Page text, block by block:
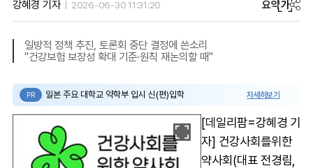
강혜경 기자 2026-06-30 11:31:20 요약가
일방적 정책 추진, 토론회 중단 결정에 쓴소리
"건강보험 보장성 확대 기준·원칙 재논의할 때"
PR 일본 주요 대학교 약학부 입시 신(편)입학 자세히보기
[데일리팜=강혜경 기
자] 건강사회를위한
약사회(대표 전경림,